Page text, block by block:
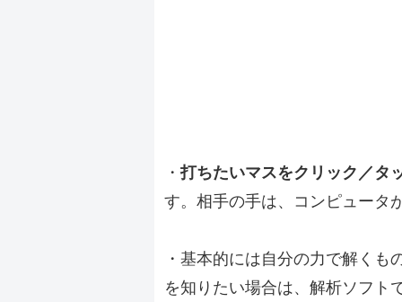
・打ちたいマスをクリック／タ
す。相手の手は、コンピュータ
・基本的には自分の力で解く
を知りたい場合は、解析ソフト